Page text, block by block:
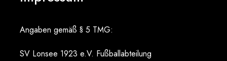
Angaben gemäß § 5 TMG:
SV Lonsee 1923 e.V. Fußballabteilung